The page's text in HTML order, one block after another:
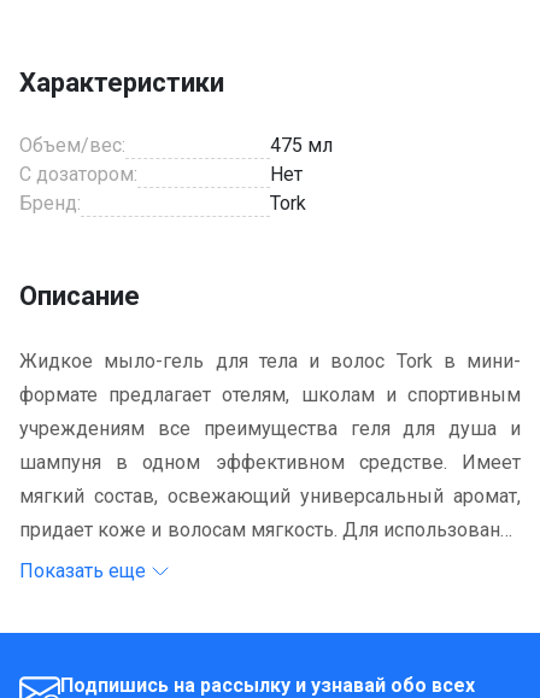
Характеристики
Объем/вес:
475 мл
С дозатором:
Нет
Бренд:
Tork
Описание
Жидкое мыло-гель для тела и волос Tork в мини-
формате предлагает отелям, школам и спортивным
учреждениям все преимущества геля для душа и
шампуня в одном эффективном средстве. Имеет
мягкий состав, освежающий универсальный аромат,
придает коже и волосам мягкость. Для использования
в мини-диспенсерах для жидкого мыла Tork.
обслуживании и обеспечивают высокий уровень
Показать еще
Подпишись на рассылку и узнавай обо всех